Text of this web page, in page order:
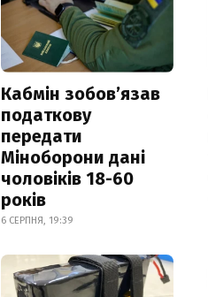
Кабмін зобовʼязав
податкову
передати
Міноборони дані
чоловіків 18-60
років
6 СЕРПНЯ, 19:39